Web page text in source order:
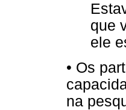
que
ele
• Os
na